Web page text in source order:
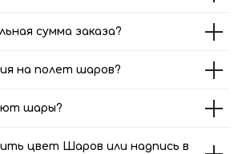
сумма заказа?
на полет шаров?
шары?
цвет Шаров или надпись в